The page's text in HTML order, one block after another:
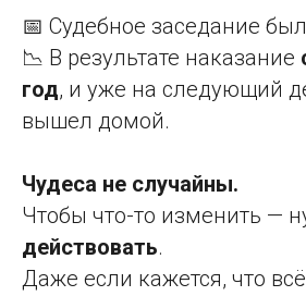
📅 Судебное заседание
📉 В результате наказание
год, и уже на следующий
вышел домой.
Чудеса не случайны.
Чтобы что-то изменить —
действовать.
Даже если кажется, что